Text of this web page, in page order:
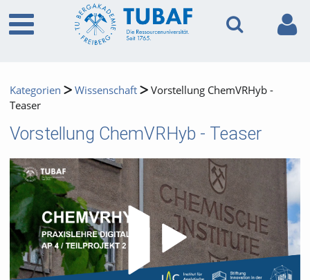
Kategorien Wissenschaft
Vorstellung ChemVRHyb -
Teaser
Vorstellung ChemVRHyb - Teaser